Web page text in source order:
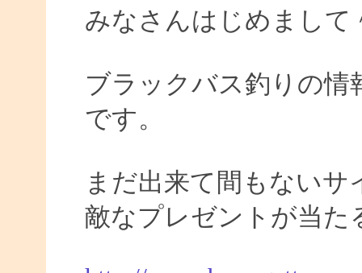
みなさんはじめまして
ブラックバス釣りの情
です。
まだ出来て間もないサ
敵なプレゼントが当た